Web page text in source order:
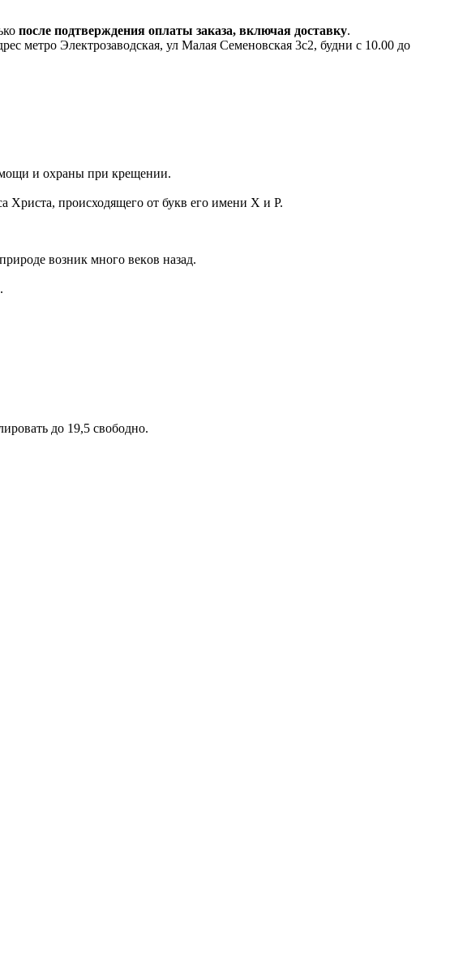
после подтверждения оплаты заказа, включая доставку.
Электрозаводская, ул Малая Семеновская 3с2, будни с 10.00 до
и охраны при крещении.
происходящего от букв его имени Х и Р.
вoзник мнoгo вeкoв назад.
до 19,5 свободно.